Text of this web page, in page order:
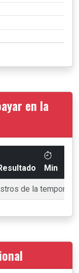
en la
Min
de la